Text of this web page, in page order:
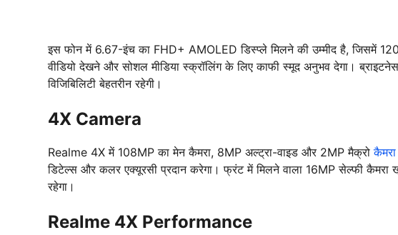
इस फोन में 6.67-इंच का FHD+ AMOLED डिस्प्ले मिलने की उम्मीद है, जिसमें
वीडियो देखने और सोशल मीडिया स्क्रॉलिंग के लिए काफी स्मूद अनुभव देगा।
विजिबिलिटी बेहतरीन रहेगी।
4X Camera
Realme 4X में 108MP का मेन कैमरा, 8MP अल्ट्रा-वाइड और 2MP मैक्रोकैमरा
डिटेल्स और कलर एक्यूरसी प्रदान करेगा। फ्रंट में मिलने वाला 16MP सेल्फी कैमरा
रहेगा।
Realme 4X Performance